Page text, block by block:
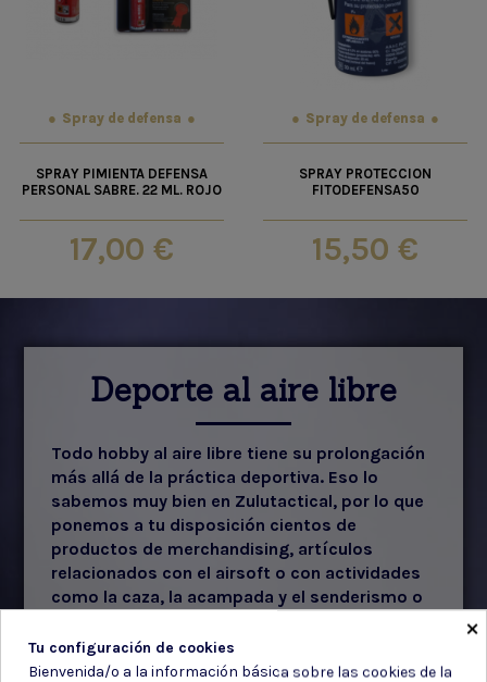
Spray de defensa
SPRAY PIMIENTA DEFENSA
PERSONAL SABRE. 22 ML. ROJO
17,00 €
Spray de defensa
SPRAY PROTECCION
FITODEFENSA50
15,50 €
Deporte al aire libre
Todo hobby al aire libre tiene su prolongación
más allá de la práctica deportiva. Eso lo
sabemos muy bien en Zulutactical, por lo que
ponemos a tu disposición cientos de
productos de merchandising, artículos
relacionados con el airsoft o con actividades
como la caza, la acampada y el senderismo o
muchas opciones ¡A qué esperas para
descubriras todas!
×
Tu configuración de cookies
Bienvenida/o a la información básica sobre las cookies de la